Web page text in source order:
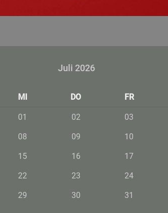
Juli 2026
MI DO FR
01 02 03
08 09 10
15 16 17
22 23 24
29 30 31